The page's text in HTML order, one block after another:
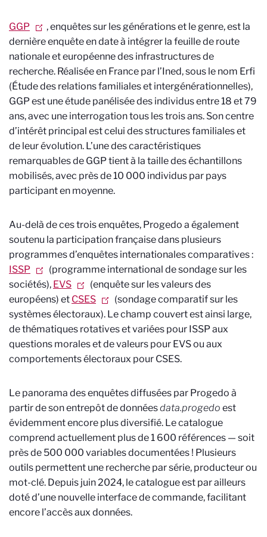
GGP
, enquêtes sur les générations et le genre, est la
dernière enquête en date à intégrer la feuille de route
nationale et européenne des infrastructures de
recherche. Réalisée en France par l’Ined, sous le nom Erfi
(Étude des relations familiales et intergénérationnelles),
GGP est une étude panélisée des individus entre 18 et 79
ans, avec une interrogation tous les trois ans. Son centre
d’intérêt principal est celui des structures familiales et
de leur évolution. L’une des caractéristiques
remarquables de GGP tient à la taille des échantillons
mobilisés, avec près de 10 000 individus par pays
participant en moyenne.
Au-delà de ces trois enquêtes, Progedo a également
soutenu la participation française dans plusieurs
programmes d’enquêtes internationales comparatives :
ISSP
(programme international de sondage sur les
sociétés), EVS
(enquête sur les valeurs des
européens) et CSES
(sondage comparatif sur les
systèmes électoraux). Le champ couvert est ainsi large,
de thématiques rotatives et variées pour ISSP aux
questions morales et de valeurs pour EVS ou aux
comportements électoraux pour CSES.
Le panorama des enquêtes diffusées par Progedo à
partir de son entrepôt de donnéesdata.progedo est
évidemment encore plus diversifié. Le catalogue
comprend actuellement plus de 1 600 références — soit
près de 500 000 variables documentées ! Plusieurs
outils permettent une recherche par série, producteur ou
mot-clé. Depuis juin 2024, le catalogue est par ailleurs
doté d’une nouvelle interface de commande, facilitant
encore l’accès aux données.